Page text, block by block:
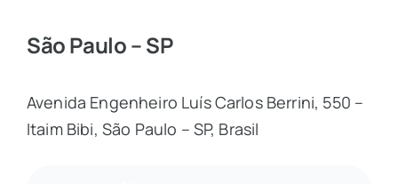
São Paulo – SP
Avenida Engenheiro Luís Carlos Berrini, 550 –
Itaim Bibi, São Paulo – SP, Brasil